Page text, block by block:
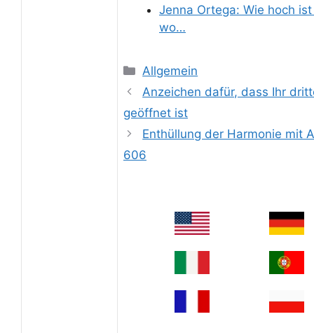
Jenna Ortega: Wie hoch
wo…
Categories
Allgemein
Anzeichen dafür, dass Ihr
geöffnet ist
Enthüllung der Harmonie mit
606